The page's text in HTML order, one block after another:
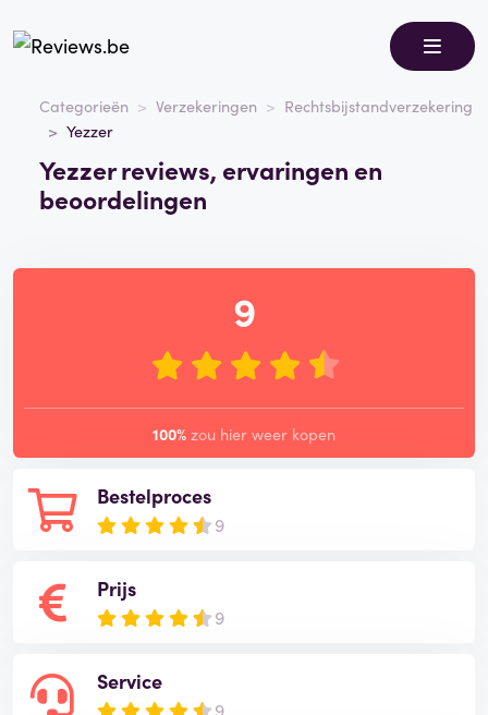
Categorieën Verzekeringen
Rechtsbijstandverzekering
Yezzer
Yezzer reviews, ervaringen en
beoordelingen
Bestelproces
9
Prijs
9
Service
9
9
100% zou hier weer kopen